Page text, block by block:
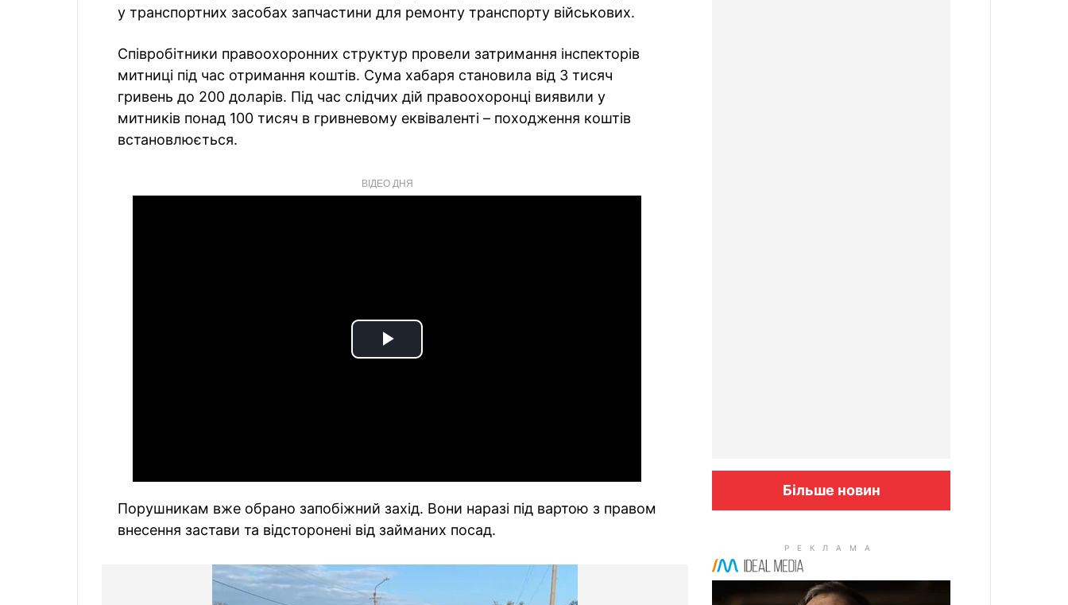
у транспортних засобах запчастини для ремонту транспорту військових.
Співробітники правоохоронних структур провели затримання інспекторів
митниці під час отримання коштів. Сума хабаря становила від 3 тисяч
гривень до 200 доларів. Під час слідчих дій правоохоронці виявили у
митників понад 100 тисяч в гривневому еквіваленті – походження коштів
встановлюється.
ВІДЕО ДНЯ
Play
Порушникам вже обрано запобіжний захід. Вони наразі під вартою з правом
внесення застави та відсторонені від займаних посад.
Більше новин